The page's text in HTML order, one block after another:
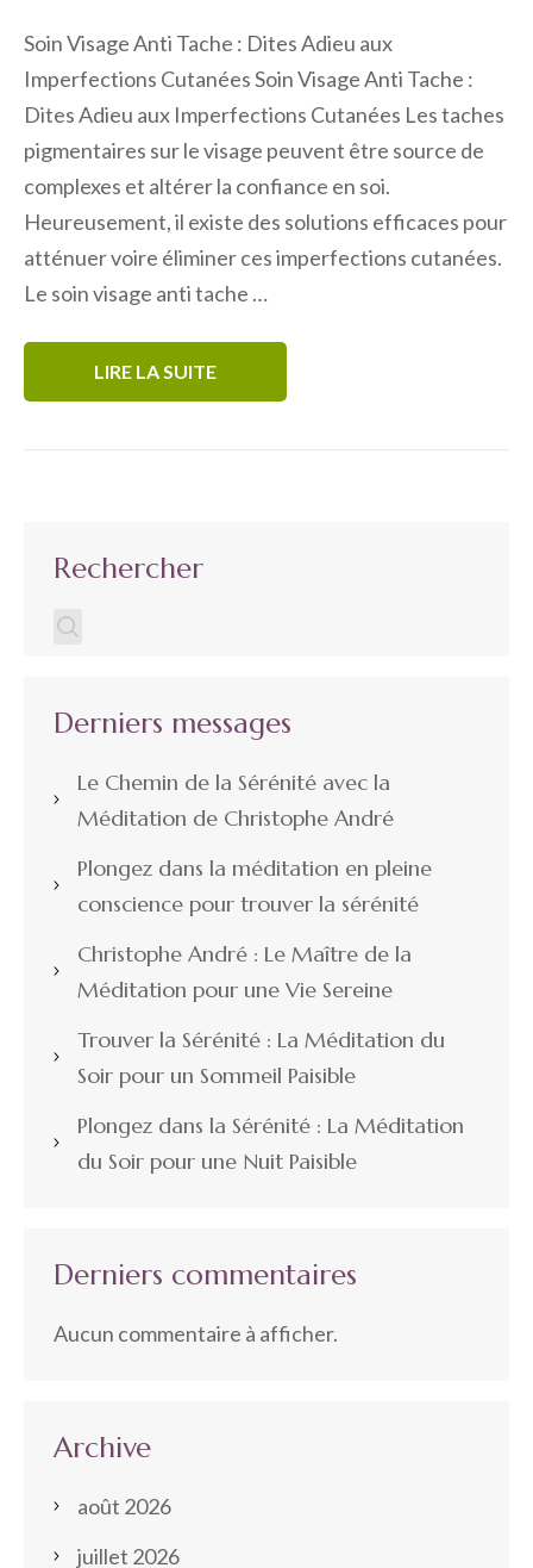
Soin Visage Anti Tache : Dites Adieu aux
Imperfections Cutanées Soin Visage Anti Tache :
Dites Adieu aux Imperfections Cutanées Les taches
pigmentaires sur le visage peuvent être source de
complexes et altérer la confiance en soi.
Heureusement, il existe des solutions efficaces pour
atténuer voire éliminer ces imperfections cutanées.
Le soin visage anti tache …
LIRE LA SUITE
Rechercher
Derniers messages
Le Chemin de la Sérénité avec la
Méditation de Christophe André
Plongez dans la méditation en pleine
conscience pour trouver la sérénité
Christophe André : Le Maître de la
Méditation pour une Vie Sereine
Trouver la Sérénité : La Méditation du
Soir pour un Sommeil Paisible
Plongez dans la Sérénité : La Méditation
du Soir pour une Nuit Paisible
Derniers commentaires
Aucun commentaire à afficher.
Archive
août 2026
juillet 2026